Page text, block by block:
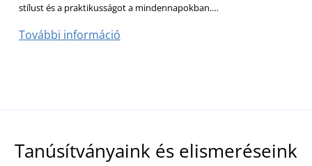
stílust és a praktikusságot a mindennapokban.…
További információ
Tanúsítványaink és elismeréseink